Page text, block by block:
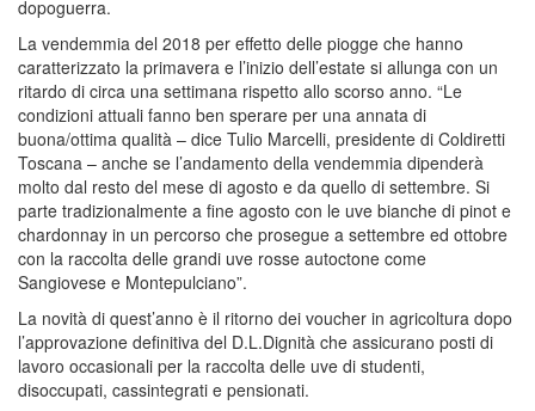
dopoguerra.
La vendemmia del 2018 per effetto delle piogge che hanno
caratterizzato la primavera e l’inizio dell’estate si allunga con un
ritardo di circa una settimana rispetto allo scorso anno. “Le
condizioni attuali fanno ben sperare per una annata di
buona/ottima qualità – dice Tulio Marcelli, presidente di Coldiretti
Toscana – anche se l’andamento della vendemmia dipenderà
molto dal resto del mese di agosto e da quello di settembre. Si
parte tradizionalmente a fine agosto con le uve bianche di pinot e
chardonnay in un percorso che prosegue a settembre ed ottobre
con la raccolta delle grandi uve rosse autoctone come
Sangiovese e Montepulciano”.
La novità di quest’anno è il ritorno dei voucher in agricoltura dopo
l’approvazione definitiva del D.L.Dignità che assicurano posti di
lavoro occasionali per la raccolta delle uve di studenti,
disoccupati, cassintegrati e pensionati.